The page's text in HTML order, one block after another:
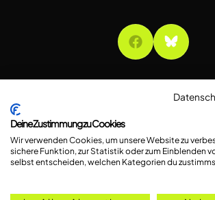
Deine Zustimmung zu Cookies
Wir verwenden Cookies, um unsere Website zu
sichere Funktion, zur Statistik oder zum Einblenden
selbst entscheiden, welchen Kategorien du